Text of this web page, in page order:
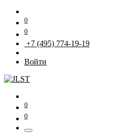
0
0
+7 (495) 774-19-19
Войти
0
0